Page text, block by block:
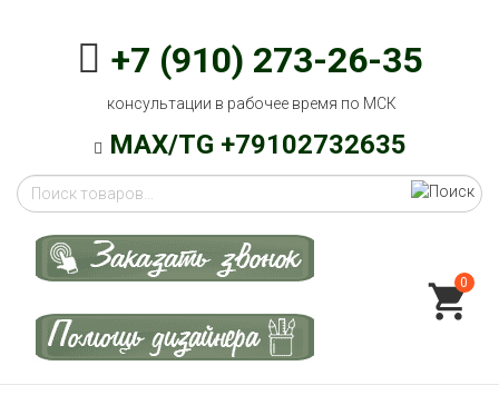
+7 (910) 273-26-35
консультации в рабочее время по МСК
MAX/TG +79102732635
0